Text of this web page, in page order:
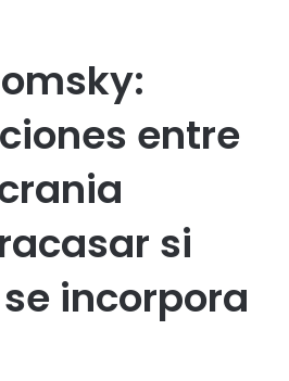
entre
si
se incorpora